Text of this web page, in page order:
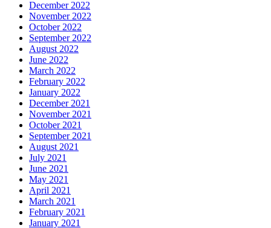
December 2022
November 2022
October 2022
September 2022
August 2022
June 2022
March 2022
February 2022
January 2022
December 2021
November 2021
October 2021
September 2021
August 2021
July 2021
June 2021
May 2021
April 2021
March 2021
February 2021
January 2021